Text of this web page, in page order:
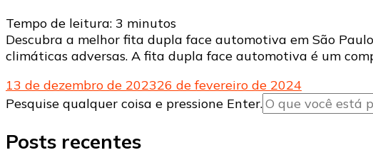
Tempo de leitura: 3 minutos
Descubra a melhor fita dupla face automotiva em São
climáticas adversas. A fita dupla face automotiva é um
13 de dezembro de 202326 de fevereiro de 2024
Procurando
Pesquise qualquer coisa e pressione Enter.
Posts recentes